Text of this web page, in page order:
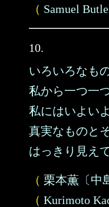
（ Samuel
10.
いろいろなも
私から一つ一
私にはいよいよ
真実なものと
はっきり見え
（ 栗本薫〔中
（ Kurimoto